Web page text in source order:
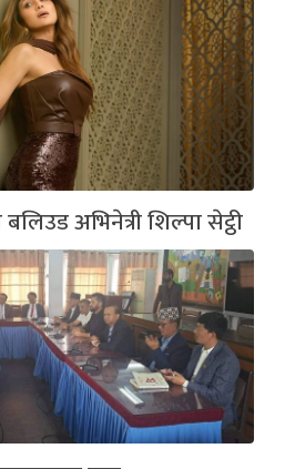
अभिनेत्री शिल्पा सेट्ठी